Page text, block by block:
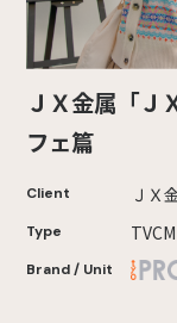
ＪＸ金属「Ｊ
フェ篇
Client ＪＸ
Type TVCM
Brand / Unit